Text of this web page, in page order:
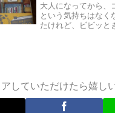
大人になってから、
という気持ちはなく
たけれど、ビビッと
このコミック。まず
れました。そして
アしていただけたら嬉し